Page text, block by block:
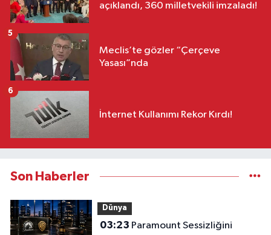
açıklandı, 360 milletvekili imzaladı!
Meclis’te gözler “Çerçeve
Yasası”nda
5
İnternet Kullanımı Rekor Kırdı!
6
Son Haberler
Dünya
03:23